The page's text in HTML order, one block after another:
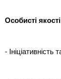
Особисті
- Ініціативність